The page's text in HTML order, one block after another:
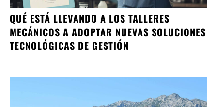
QUÉ ESTÁ LLEVANDO A LOS TALLERES
MECÁNICOS A ADOPTAR NUEVAS SOLUCIONES
TECNOLÓGICAS DE GESTIÓN